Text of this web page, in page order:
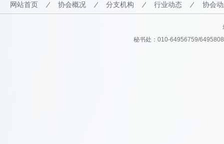
网站首页 协会概况 分支机构 行业动态 协会
秘书处：010-64956759/